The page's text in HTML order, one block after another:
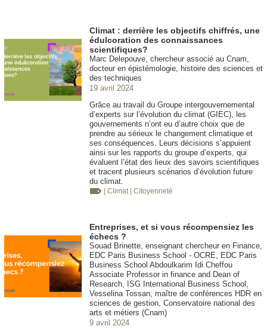
Climat : derrière les objectifs chiffrés, une
édulcoration des connaissances
scientifiques?
Marc Delepouve, chercheur associé au Cnam,
docteur en épistémologie, histoire des sciences et
des techniques
19 avril 2024
Grâce au travail du Groupe intergouvernemental
d’experts sur l’évolution du climat (GIEC), les
gouvernements n’ont eu d’autre choix que de
prendre au sérieux le changement climatique et
ses conséquences. Leurs décisions s’appuient
ainsi sur les rapports du groupe d’experts, qui
évaluent l’état des lieux des savoirs scientifiques
et tracent plusieurs scénarios d’évolution future
du climat.
| Climat | Citoyenneté
Entreprises, et si vous récompensiez les
échecs ?
Souad Brinette, enseignant chercheur en Finance,
EDC Paris Business School - OCRE, EDC Paris
Business School Abdoulkarim Idi Cheffou
Associate Professor in finance and Dean of
Research, ISG International Business School,
Vesselina Tossan, maître de conférences HDR en
sciences de gestion, Conservatoire national des
arts et métiers (Cnam)
9 avril 2024